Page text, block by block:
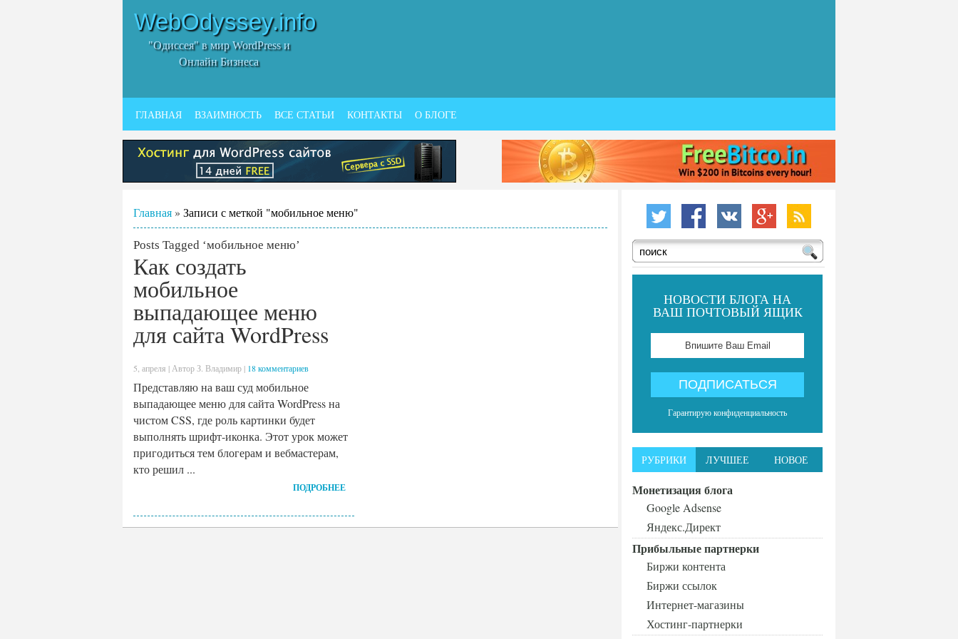
WebOdyssey.info
"Одиссея" в мир WordPress и
Онлайн Бизнеса
ГЛАВНАЯ ВЗАИМНОСТЬ ВСЕ СТАТЬИ КОНТАКТЫ О БЛОГЕ
Главная » Записи с меткой "мобильное меню"
Posts Tagged ‘мобильное меню’
Как создать
мобильное
выпадающее меню
для сайта WordPress
5, апреля | Автор З. Владимир | 18 комментариев
Представляю на ваш суд мобильное
выпадающее меню для сайта WordPress на
чистом CSS, где роль картинки будет
выполнять шрифт-иконка. Этот урок может
пригодиться тем блогерам и вебмастерам,
кто решил ...
ПОДРОБНЕЕ
НОВОСТИ БЛОГА НА
ВАШ ПОЧТОВЫЙ ЯЩИК
Гарантирую конфиденциальность
РУБРИКИ ЛУЧШЕЕ НОВОЕ
Монетизация блога
Google Adsense
Яндекс.Директ
Прибыльные партнерки
Биржи контента
Биржи ссылок
Интернет-магазины
Хостинг-партнерки